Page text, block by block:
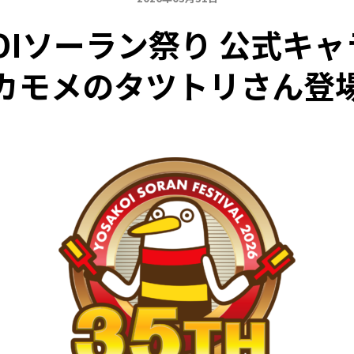
ソーラン祭り 公式キ
モメのタツトリさん登